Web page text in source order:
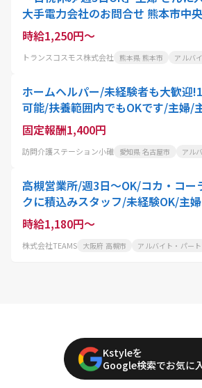
大手電力会社のお問合せ 熊本市中
時給1,250円～
トランスコスモス株式会社 熊本県 熊本市 アルバ
ホームヘルパー/未経験者も大歓迎
可能/扶養範囲内でもOKです/主婦/
にもおすすめ!駅チカ徒歩5分&マイ
固定報酬1,400円
訪問介護ステーション小碓 愛知県 名古屋市 アル
高槻営業所/週3日～OK/コカ・コー
クに積込みスタッフ/未経験OK/主
間
時給1,180円～
株式会社TEAMS 大阪府 高槻市 アルバイト・パート
Kstyleを
Google検索でお気に